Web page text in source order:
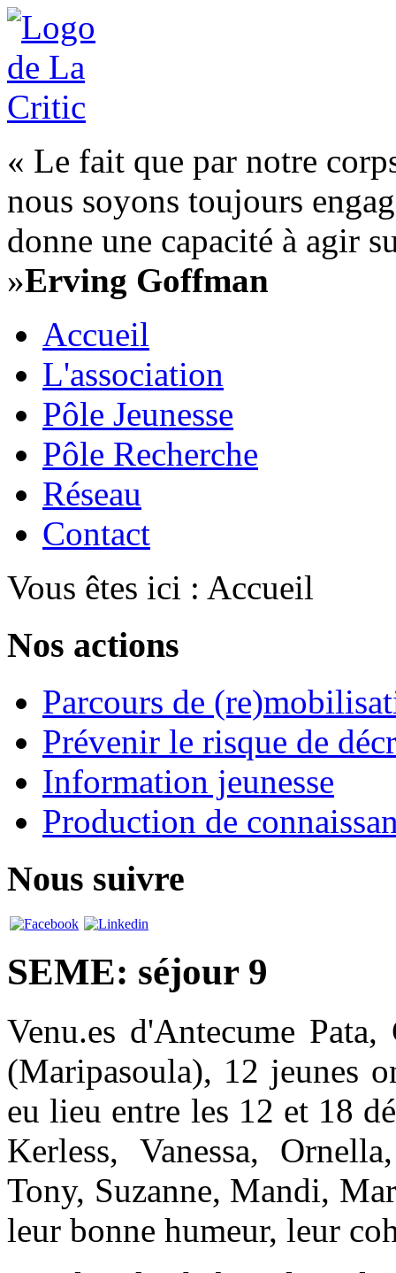
« Le fait que par notre
nous soyons toujours
donne une capacité à agir
»Erving Goffman
Accueil
L'association
Pôle Jeunesse
Pôle Recherche
Réseau
Contact
Vous êtes ici : Accueil
Nos actions
Parcours de
Prévenir le risque de
Information jeunesse
Production de
Nous suivre
SEME: séjour 9
Venu.es d'Antecume
(Maripasoula), 12 jeunes
eu lieu entre les 12 et 18
Kerless, Vanessa,
Tony, Suzanne, Mandi,
leur bonne humeur, leur